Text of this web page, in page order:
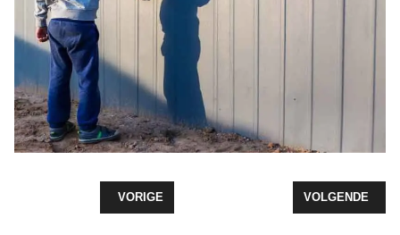
VORIG ARTIKEL: 13 APRIL START
VORIGE VOLGENDE
VOLGENDE